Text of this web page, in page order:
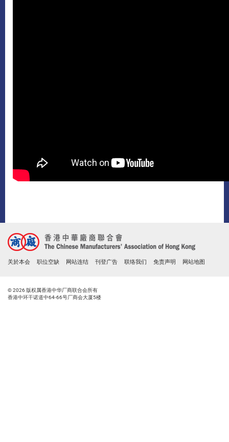
关於本会 职位空缺 网站连结 刊登广告 联络我们 免责声明 网站地图
© 2026 版权属香港中华厂商联合会所有
香港中环干诺道中64-66号厂商会大厦5楼